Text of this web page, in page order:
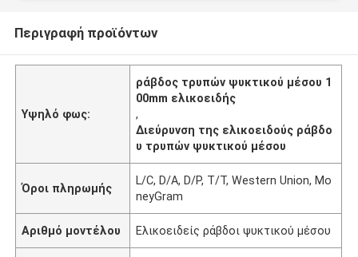
Περιγραφή προϊόντων
Υψηλό φως:
ράβδος τρυπών ψυκτικού μέσου 1
00mm ελικοειδής
,
Διεύρυνση της ελικοειδούς ράβδο
υ τρυπών ψυκτικού μέσου
Όροι πληρωμής
L/C, D/A, D/P, T/T, Western Union, Mo
neyGram
Αριθμό μοντέλου Ελικοειδείς ράβδοι ψυκτικού μέσου